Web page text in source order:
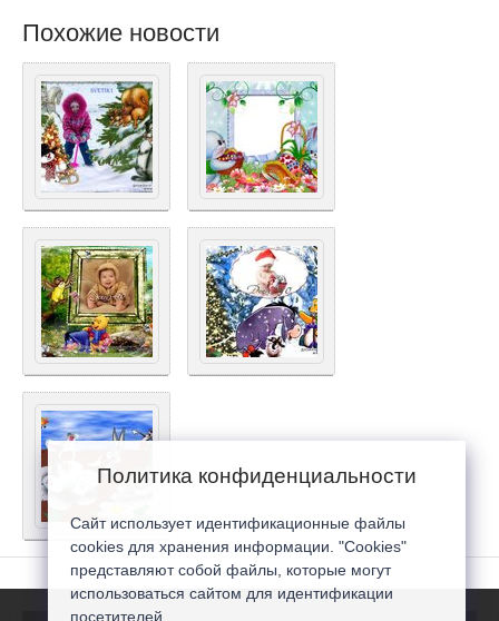
Похожие новости
Политика конфиденциальности
Сайт использует идентификационные файлы
cookies для хранения информации. "Cookies"
представляют собой файлы, которые могут
использоваться сайтом для идентификации
посетителей...